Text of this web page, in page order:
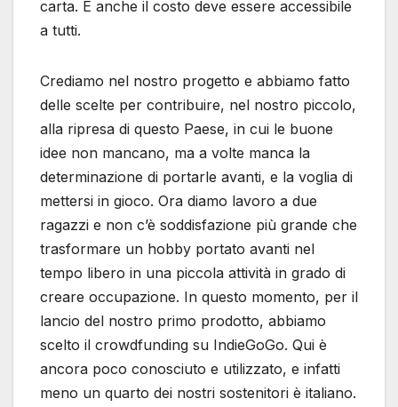
carta. E anche il costo deve essere accessibile
a tutti.
Crediamo nel nostro progetto e abbiamo fatto
delle scelte per contribuire, nel nostro piccolo,
alla ripresa di questo Paese, in cui le buone
idee non mancano, ma a volte manca la
determinazione di portarle avanti, e la voglia di
mettersi in gioco. Ora diamo lavoro a due
ragazzi e non c’è soddisfazione più grande che
trasformare un hobby portato avanti nel
tempo libero in una piccola attività in grado di
creare occupazione. In questo momento, per il
lancio del nostro primo prodotto, abbiamo
scelto il crowdfunding su IndieGoGo. Qui è
ancora poco conosciuto e utilizzato, e infatti
meno un quarto dei nostri sostenitori è italiano.